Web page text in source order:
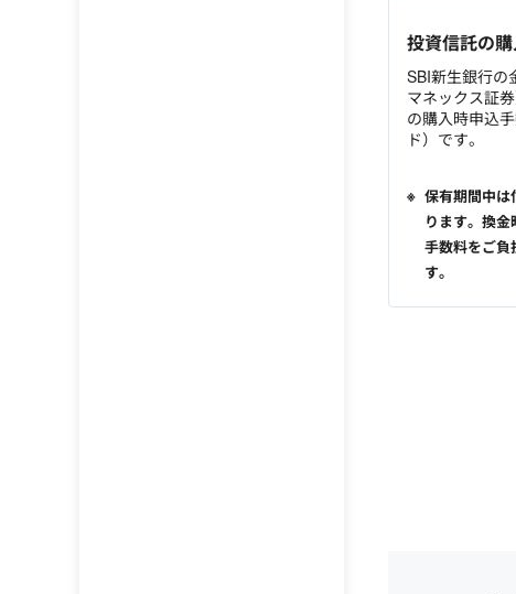
投資信託の
SBI新生銀行の
マネックス証
の購入時申込
ド）です。
保有期間中は
ります。換
手数料をご負
す。